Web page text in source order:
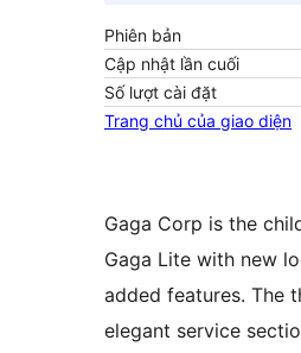
Phiên bản
Cập nhật lần cuối
Số lượt cài đặt
Trang chủ của giao diện
Gaga Corp is the
Gaga Lite with new
added features. The
elegant service